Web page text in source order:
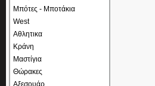
Μπότες - Μποτάκια
West
Αθλητικα
Κράνη
Μαστίγια
Θώρακες
Αξεσουάρ